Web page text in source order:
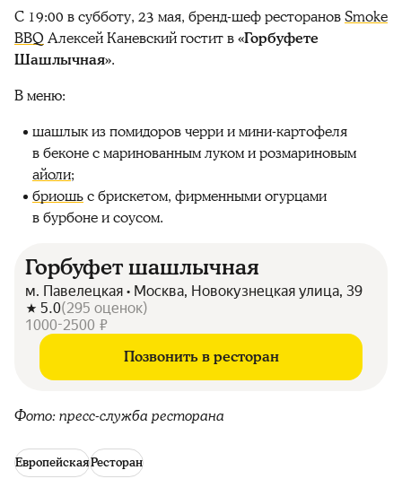
С 19:00 в субботу, 23 мая, бренд-шеф ресторановSmoke
BBQАлексей Каневский гостит в«Горбуфете
Шашлычная».
В меню:
шашлык из помидоров черри и мини-картофеля
в беконе с маринованным луком и розмариновым
айоли;
бриошьс брискетом, фирменными огурцами
в бурбоне и соусом.
Горбуфет шашлычная
м. Павелецкая • Москва, Новокузнецкая улица, 39
5.0(295 оценок)
1000-2500 ₽
Позвонить в ресторан
Фото: пресс-служба ресторана
ЕвропейскаяРесторан